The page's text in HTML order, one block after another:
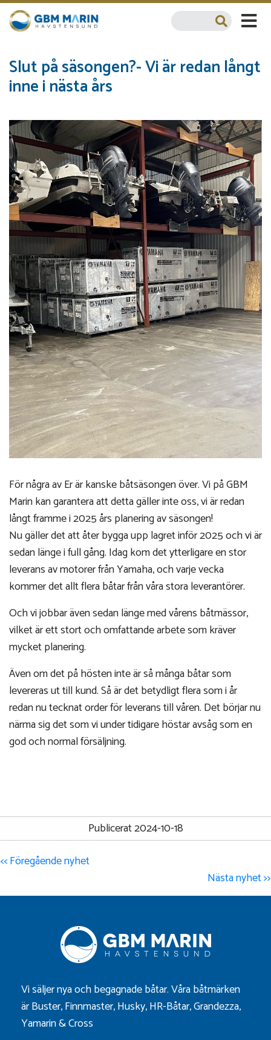
Slut på säsongen?- Vi är redan långt
inne i nästa års
För några av Er är kanske båtsäsongen över. Vi på GBM
Marin kan garantera att detta gäller inte oss, vi är redan
långt framme i 2025 års planering av säsongen!
Nu gäller det att åter bygga upp lagret inför 2025 och vi är
sedan länge i full gång. Idag kom det ytterligare en stor
leverans av motorer från Yamaha, och varje vecka
kommer det allt flera båtar från våra stora leverantörer.
Och vi jobbar även sedan länge med vårens båtmässor,
vilket är ett stort och omfattande arbete som kräver
mycket planering.
Även om det på hösten inte är så många båtar som
levereras ut till kund. Så är det betydligt flera som i år
redan nu tecknat order för leverans till våren. Det börjar nu
närma sig det som vi under tidigare höstar avsåg som en
god och normal försäljning.
Publicerat 2024-10-18
<< Föregående nyhet
Nästa nyhet >>
Vi säljer nya och begagnade båtar. Våra båtmärken
ärBuster,Finnmaster,Husky,HR-Båtar,Grandezza,
Yamarin&Cross